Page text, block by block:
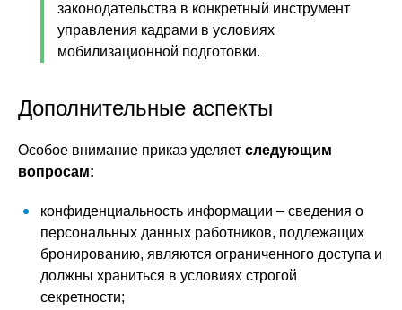
законодательства в конкретный инструмент
управления кадрами в условиях
мобилизационной подготовки.
Дополнительные аспекты
Особое внимание приказ уделяет следующим
вопросам:
конфиденциальность информации – сведения о
персональных данных работников, подлежащих
бронированию, являются ограниченного доступа и
должны храниться в условиях строгой
секретности;